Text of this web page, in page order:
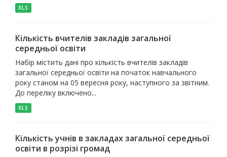
XLS
Кількість вчителів закладів загальної
середньої освіти
Набір містить дані про кількість вчителів закладів
загальної середньої освіти на початок навчального
року станом на 05 вересня року, наступного за звітним.
До переліку включено...
XLS
Кількість учнів в закладах загальної середньої
освіти в розрізі громад